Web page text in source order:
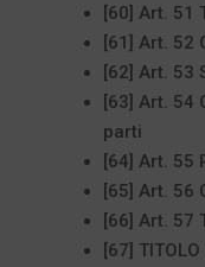
[60] Art. 51
[61] Art. 52
[62] Art. 53
[63] Art. 54
parti
[64] Art. 55
[65] Art. 56
[66] Art. 57
[67]